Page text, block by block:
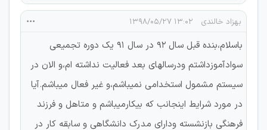
بهزاد خالندی ۱۳:۰۲ ۱۳۹۸/۰۵/۲۷
باسلام،بنده قبل سال ۹۲ در سال ۹۱ یک دوره تجمیعی
سوادآموزداشتم ودرسالهای بعد فعالیت نداشته ام،و الان در
سیستم مشمول استخدامی نمیباشم،و غیر فعال میباشم.آیا
در مورد شرایط اینجانب که بیکارمیباشم و متاهل و فرزند
فرهنگی بازنشسته ودارای مدرک دانشگاهی و سابقه کار در